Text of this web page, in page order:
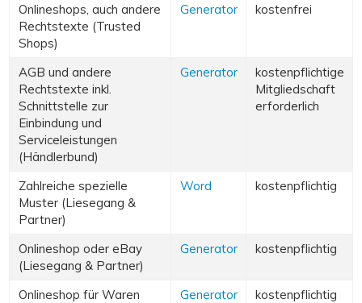
Onlineshops, auch andere
Rechtstexte (Trusted
Shops)
Generator kostenfrei
AGB und andere
Rechtstexte inkl.
Schnittstelle zur
Einbindung und
Serviceleistungen
(Händlerbund)
Generator
kostenpflichtige
Mitgliedschaft
erforderlich
Zahlreiche spezielle
Muster (Liesegang &
Partner)
Word kostenpflichtig
Onlineshop oder eBay
(Liesegang & Partner)
Generator kostenpflichtig
Onlineshop für Waren Generator kostenpflichtig